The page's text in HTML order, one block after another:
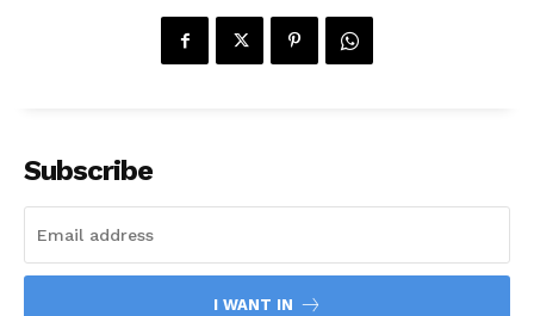
Subscribe
I WANT IN